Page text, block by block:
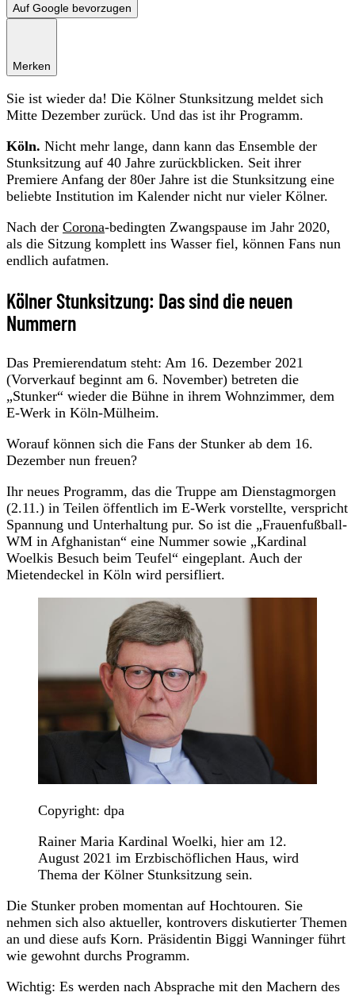
Auf Google bevorzugen
Merken
Sie ist wieder da! Die Kölner Stunksitzung meldet sich
Mitte Dezember zurück. Und das ist ihr Programm.
Köln. Nicht mehr lange, dann kann das Ensemble der
Stunksitzung auf 40 Jahre zurückblicken. Seit ihrer
Premiere Anfang der 80er Jahre ist die Stunksitzung eine
beliebte Institution im Kalender nicht nur vieler Kölner.
Nach der Corona-bedingten Zwangspause im Jahr 2020,
als die Sitzung komplett ins Wasser fiel, können Fans nun
endlich aufatmen.
Kölner Stunksitzung: Das sind die neuen
Nummern
Das Premierendatum steht: Am 16. Dezember 2021
(Vorverkauf beginnt am 6. November) betreten die
„Stunker“ wieder die Bühne in ihrem Wohnzimmer, dem
E-Werk in Köln-Mülheim.
Worauf können sich die Fans der Stunker ab dem 16.
Dezember nun freuen?
Ihr neues Programm, das die Truppe am Dienstagmorgen
(2.11.) in Teilen öffentlich im E-Werk vorstellte, verspricht
Spannung und Unterhaltung pur. So ist die „Frauenfußball-
WM in Afghanistan“ eine Nummer sowie „Kardinal
Woelkis Besuch beim Teufel“ eingeplant. Auch der
Mietendeckel in Köln wird persifliert.
Copyright: dpa
Rainer Maria Kardinal Woelki, hier am 12.
August 2021 im Erzbischöflichen Haus, wird
Thema der Kölner Stunksitzung sein.
Die Stunker proben momentan auf Hochtouren. Sie
nehmen sich also aktueller, kontrovers diskutierter Themen
an und diese aufs Korn. Präsidentin Biggi Wanninger führt
wie gewohnt durchs Programm.
Wichtig: Es werden nach Absprache mit den Machern des